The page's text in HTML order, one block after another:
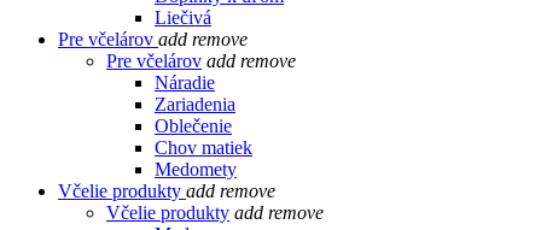
Liečivá
Pre včelárov add remove
Pre včelárov add remove
Náradie
Zariadenia
Oblečenie
Chov matiek
Medomety
Včelie produkty add remove
Včelie produkty add remove